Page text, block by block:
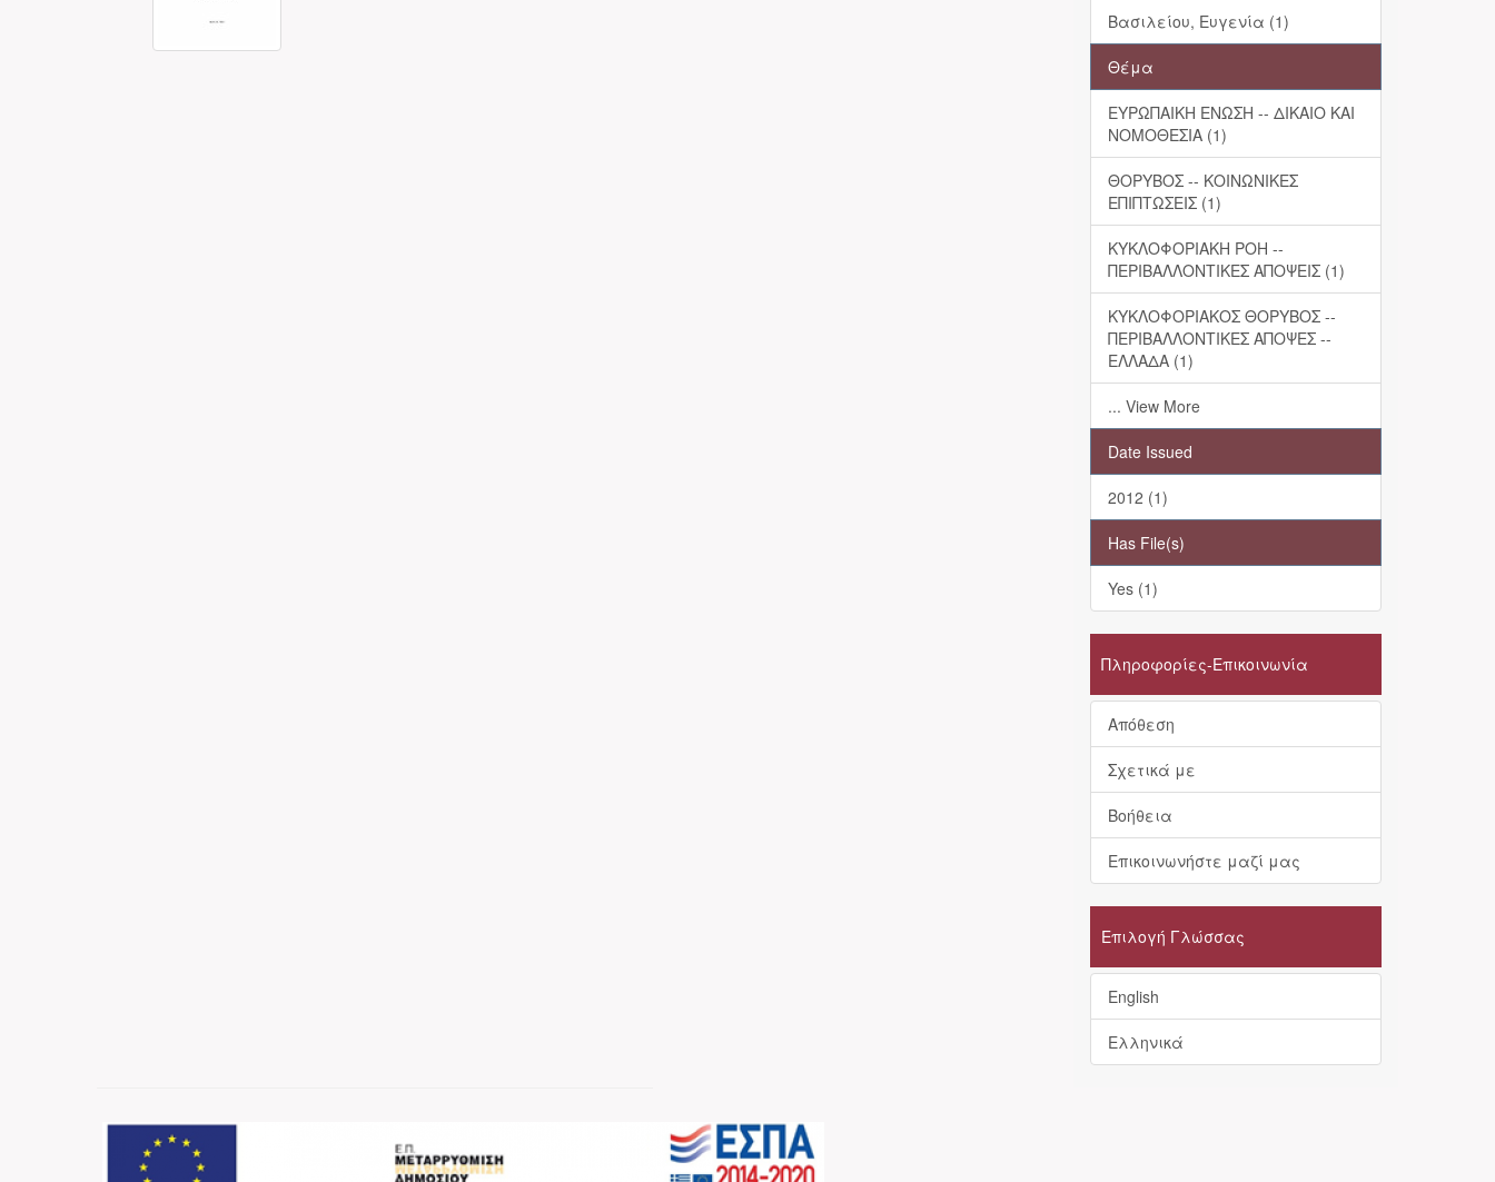
Βασιλείου, Ευγενία (1)
Θέμα
ΕΥΡΩΠΑΙΚΗ ΕΝΩΣΗ -- ΔΙΚΑΙΟ ΚΑΙ
ΝΟΜΟΘΕΣΙΑ (1)
ΘΟΡΥΒΟΣ -- ΚΟΙΝΩΝΙΚΕΣ
ΕΠΙΠΤΩΣΕΙΣ (1)
ΚΥΚΛΟΦΟΡΙΑΚΗ ΡΟΗ --
ΠΕΡΙΒΑΛΛΟΝΤΙΚΕΣ ΑΠΟΨΕΙΣ (1)
ΚΥΚΛΟΦΟΡΙΑΚΟΣ ΘΟΡΥΒΟΣ --
ΠΕΡΙΒΑΛΛΟΝΤΙΚΕΣ ΑΠΟΨΕΣ --
ΕΛΛΑΔΑ (1)
... View More
Date Issued
2012 (1)
Has File(s)
Yes (1)
Πληροφορίες-Επικοινωνία
Απόθεση
Σχετικά με
Βοήθεια
Επικοινωνήστε μαζί μας
Επιλογή Γλώσσας
English
Ελληνικά